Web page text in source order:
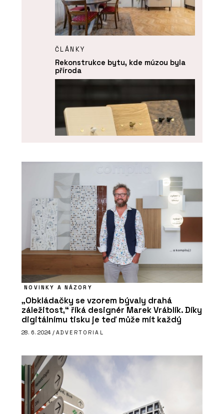
ČLÁNKY
Rekonstrukce bytu, kde múzou byla
příroda
PRODUKTY
Vypínače a zásuvky NEXA QUADRO -
OBZOR
PRODUKTY
Vypínače a zásuvky RETRO - OBZOR
NOVINKY A NÁZORY
„Obkládačky se vzorem bývaly drahá
záležitost,“ říká designér Marek Vráblík. Díky
digitálnímu tisku je teď může mít každý
28. 6. 2024 / ADVERTORIAL